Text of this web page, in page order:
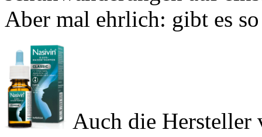
und 'Tempo' will ich nicht